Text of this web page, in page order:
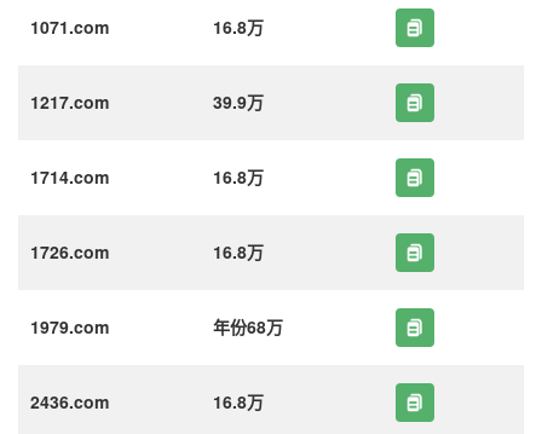
1071.com 16.8万
1217.com 39.9万
1714.com 16.8万
1726.com 16.8万
1979.com 年份68万
2436.com 16.8万